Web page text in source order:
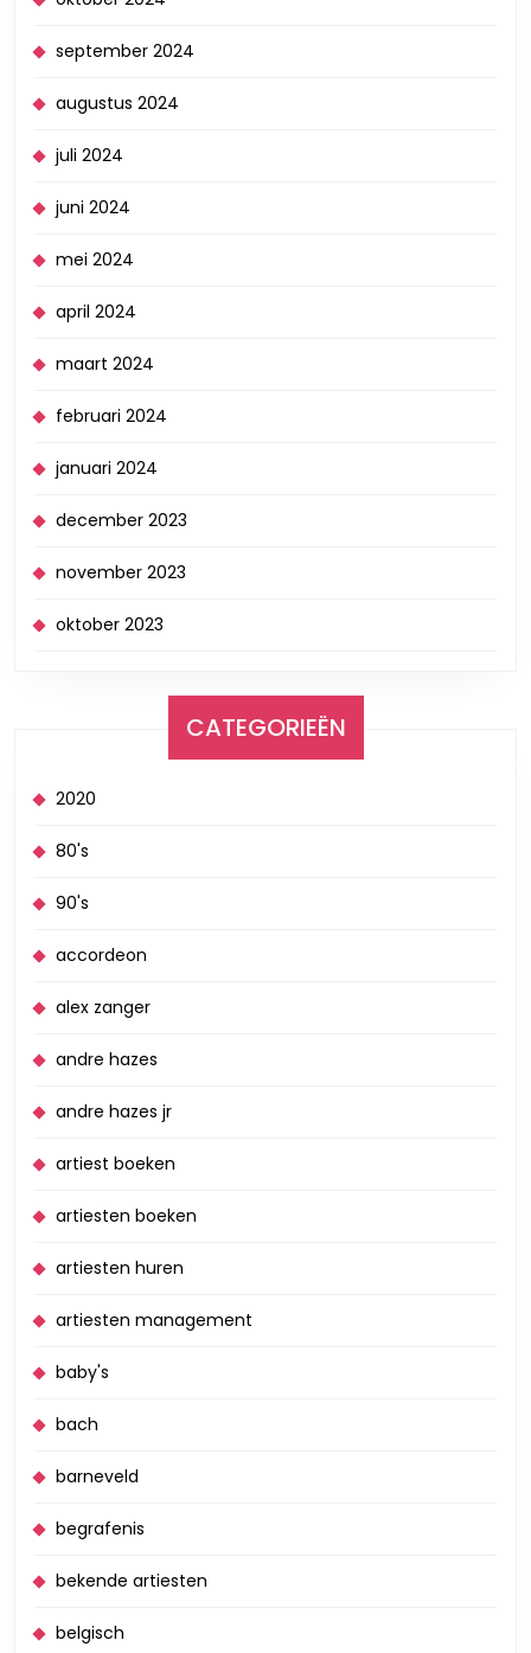
september 2024
augustus 2024
juli 2024
juni 2024
mei 2024
april 2024
maart 2024
februari 2024
januari 2024
december 2023
november 2023
oktober 2023
CATEGORIEËN
2020
80's
90's
accordeon
alex zanger
andre hazes
andre hazes jr
artiest boeken
artiesten boeken
artiesten huren
artiesten management
baby's
bach
barneveld
begrafenis
bekende artiesten
belgisch